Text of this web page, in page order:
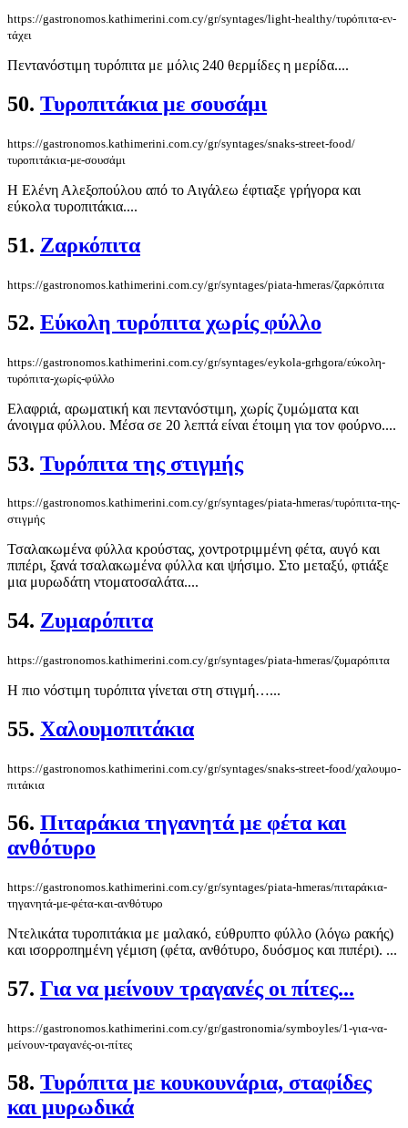
https://gastronomos.kathimerini.com.cy/gr/syntages/light-healthy/τυρόπιτα-εν-
τάχει
Πεντανόστιμη τυρόπιτα με μόλις 240 θερμίδες η μερίδα....
50. Τυροπιτάκια με σουσάμι
https://gastronomos.kathimerini.com.cy/gr/syntages/snaks-street-food/
τυροπιτάκια-με-σουσάμι
Η Ελένη Αλεξοπούλου από το Αιγάλεω έφτιαξε γρήγορα και
εύκολα τυροπιτάκια....
51. Ζαρκόπιτα
https://gastronomos.kathimerini.com.cy/gr/syntages/piata-hmeras/ζαρκόπιτα
52. Εύκολη τυρόπιτα χωρίς φύλλο
https://gastronomos.kathimerini.com.cy/gr/syntages/eykola-grhgora/εύκολη-
τυρόπιτα-χωρίς-φύλλο
Ελαφριά, αρωματική και πεντανόστιμη, χωρίς ζυμώματα και
άνοιγμα φύλλου. Μέσα σε 20 λεπτά είναι έτοιμη για τον φούρνο....
53. Τυρόπιτα της στιγμής
https://gastronomos.kathimerini.com.cy/gr/syntages/piata-hmeras/τυρόπιτα-της-
στιγμής
Τσαλακωμένα φύλλα κρούστας, χοντροτριμμένη φέτα, αυγό και
πιπέρι, ξανά τσαλακωμένα φύλλα και ψήσιμο. Στο μεταξύ, φτιάξε
μια μυρωδάτη ντοματοσαλάτα....
54. Ζυμαρόπιτα
https://gastronomos.kathimerini.com.cy/gr/syntages/piata-hmeras/ζυμαρόπιτα
Η πιο νόστιμη τυρόπιτα γίνεται στη στιγμή…...
55. Χαλουμο­πιτάκια
https://gastronomos.kathimerini.com.cy/gr/syntages/snaks-street-food/χαλουμο­
πιτάκια
56. Πιταράκια τηγανητά με φέτα και
ανθότυρο
https://gastronomos.kathimerini.com.cy/gr/syntages/piata-hmeras/πιταράκια-
τηγανητά-με-φέτα-και-ανθότυρο
Ντελικάτα τυροπιτάκια με μαλακό, εύθρυπτο φύλλο (λόγω ρακής)
και ισορροπημένη γέμιση (φέτα, ανθότυρο, δυόσμος και πιπέρι). ...
57. Για να μείνουν τραγανές οι πίτες...
https://gastronomos.kathimerini.com.cy/gr/gastronomia/symboyles/1-για-να-
μείνουν-τραγανές-οι-πίτες
58. Τυρόπιτα µε κουκουνάρια, σταφίδες
και μυρωδικά